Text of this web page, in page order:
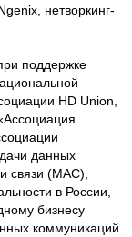
нетворкинг-
поддержке
HD Union,
данных
связи (МАС),
в России,
бизнесу
коммуникаций